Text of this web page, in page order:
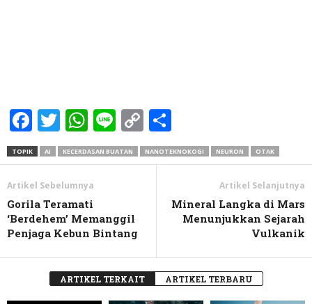
Facebook
Twitter
WhatsApp
LineCopy
Link
TOPIK AI KECERDASAN BUATAN NANOTEKNOKOGI NEURON OTAK
Artikel Sebelumnya
Gorila Teramati
‘Berdehem’ Memanggil
Penjaga Kebun Bintang
Artikel Selanjutnya
Mineral Langka di Mars
Menunjukkan Sejarah
Vulkanik
ARTIKEL TERKAIT ARTIKEL TERBARU